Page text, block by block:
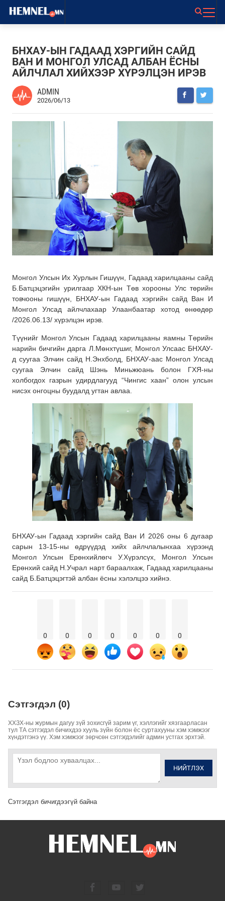
БНХАУ-ЫН ГАДААД ХЭРГИЙН САЙД
ВАН И МОНГОЛ УЛСАД АЛБАН ЁСНЫ
АЙЛЧЛАЛ ХИЙХЭЭР ХҮРЭЛЦЭН ИРЭВ
ADMIN
2026/06/13
Монгол Улсын Их Хурлын Гишүүн, Гадаад харилцааны сайд
Б.Батцэцэгийн урилгаар ХКН-ын Төв хорооны Улс төрийн
товчооны гишүүн, БНХАУ-ын Гадаад хэргийн сайд Ван И
Монгол Улсад айлчлахаар Улаанбаатар хотод өнөөдөр
/2026.06.13/ хүрэлцэн ирэв.
Түүнийг Монгол Улсын Гадаад харилцааны яамны Төрийн
нарийн бичгийн дарга Л.Мөнхтүшиг, Монгол Улсаас БНХАУ-
д суугаа Элчин сайд Н.Энхболд, БНХАУ-аас Монгол Улсад
суугаа Элчин сайд Шэнь Миньжюань болон ГХЯ-ны
холбогдох газрын удирдлагууд “Чингис хаан” олон улсын
нисэх онгоцны буудалд угтан авлаа.
БНХАУ-ын Гадаад хэргийн сайд Ван И 2026 оны 6 дугаар
сарын 13-15-ны өдрүүдэд хийх айлчлалынхаа хүрээнд
Монгол Улсын Ерөнхийлөгч У.Хүрэлсүх, Монгол Улсын
Ерөнхий сайд Н.Учрал нарт бараалхаж, Гадаад харилцааны
сайд Б.Батцэцэгтэй албан ёсны хэлэлцээ хийнэ.
0 0 0 0 0 0 0
Сэтгэгдэл (0)
ХХЗХ-ны журмын дагуу зүй зохисгүй зарим үг, хэллэгийг хязгаарласан
тул ТА сэтгэгдэл бичихдээ хууль зүйн болон ёс суртахууны хэм хэмжээг
хүндэтгэнэ үү. Хэм хэмжээг зөрчсөн сэтгэгдэлийг админ устгах эрхтэй.
НИЙТЛЭХ
Сэтгэгдэл бичигдээгүй байна